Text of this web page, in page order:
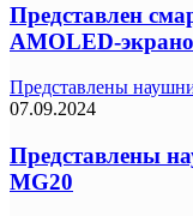
Представлен
AMOLED-
Представлены
07.09.2024
Представлены
MG20